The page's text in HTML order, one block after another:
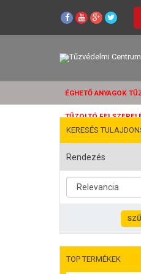
ÉGHETŐ ANYAGOK
TŰZOLTÓ
KERESÉS
Rendezés
TOP TERMÉKEK